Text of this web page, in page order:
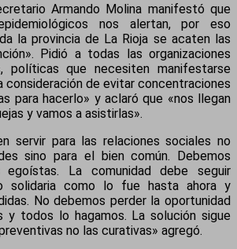
Armando Molina manifestó que
nos alertan, por eso
la provincia de La Rioja se acaten las
Pidió a todas las organizaciones
políticas que necesiten manifestarse
consideración de evitar concentraciones
para hacerlo» y aclaró que «nos llegan
y vamos a asistirlas».
servir para las relaciones sociales no
sino para el bien común. Debemos
egoístas. La comunidad debe seguir
solidaria como lo fue hasta ahora y
No debemos perder la oportunidad
todos lo hagamos. La solución sigue
no las curativas» agregó.